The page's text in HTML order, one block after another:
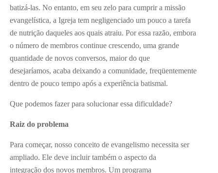
batizá-las. No entanto, em seu zelo para cumprir a missão
evangelística, a Igreja tem negligenciado um pouco a tarefa
de nutrição daqueles aos quais atraiu. Por essa razão, embora
o número de membros continue crescendo, uma grande
quantidade de novos conversos, maior do que
desejaríamos, acaba deixando a comunidade, freqüentemente
dentro de pouco tempo após a experiência batismal.
Que podemos fazer para solucionar essa dificuldade?
Raiz do problema
Para começar, nosso conceito de evangelismo necessita ser
ampliado. Ele deve incluir também o aspecto da
integração dos novos membros. Um programa